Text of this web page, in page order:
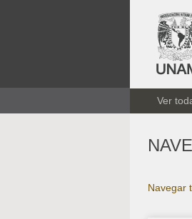
Ver
Navegar